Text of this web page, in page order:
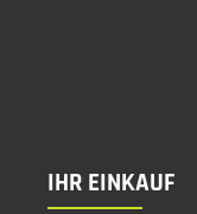
IHR EINKAUF